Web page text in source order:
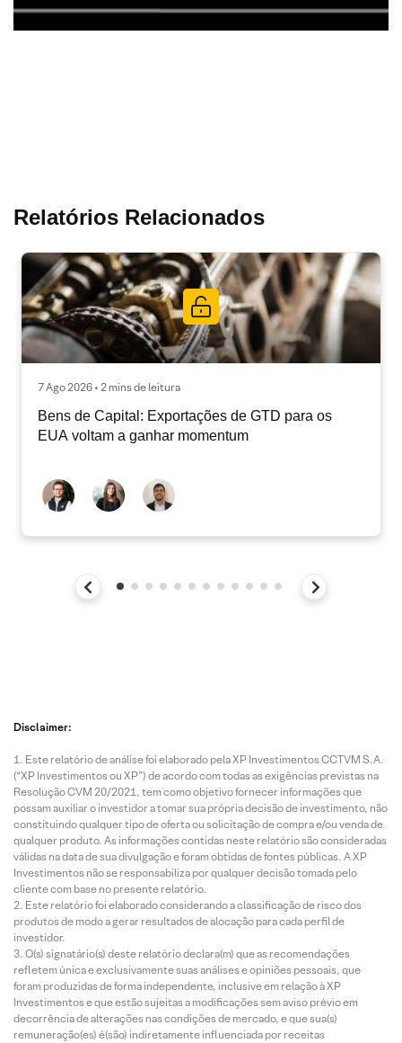
Relatórios Relacionados
7 Ago 2026 • 2 mins de leitura
Bens de Capital: Exportações de GTD para os
EUA voltam a ganhar momentum
Disclaimer:
Este relatório de análise foi elaborado pela XP Investimentos CCTVM S.A.
(“XP Investimentos ou XP”) de acordo com todas as exigências previstas na
Resolução CVM 20/2021, tem como objetivo fornecer informações que
possam auxiliar o investidor a tomar sua própria decisão de investimento, não
constituindo qualquer tipo de oferta ou solicitação de compra e/ou venda de
qualquer produto. As informações contidas neste relatório são consideradas
válidas na data de sua divulgação e foram obtidas de fontes públicas. A XP
Investimentos não se responsabiliza por qualquer decisão tomada pelo
cliente com base no presente relatório.
Este relatório foi elaborado considerando a classificação de risco dos
produtos de modo a gerar resultados de alocação para cada perfil de
investidor.
O(s) signatário(s) deste relatório declara(m) que as recomendações
refletem única e exclusivamente suas análises e opiniões pessoais, que
foram produzidas de forma independente, inclusive em relação à XP
Investimentos e que estão sujeitas a modificações sem aviso prévio em
decorrência de alterações nas condições de mercado, e que sua(s)
remuneração(es) é(são) indiretamente influenciada por receitas